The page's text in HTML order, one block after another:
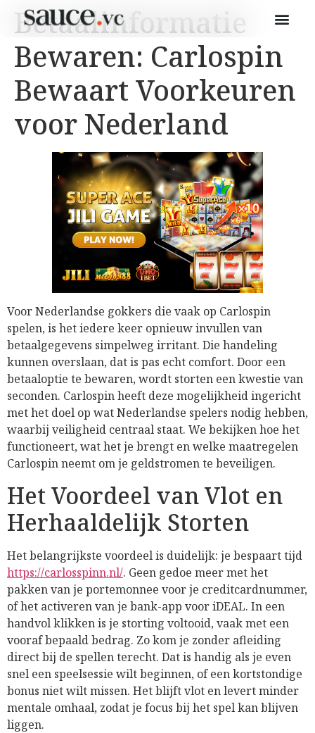
Betaalinformatie
Bewaren: Carlospin
Bewaart Voorkeuren
voor Nederland
Voor Nederlandse gokkers die vaak op Carlospin
spelen, is het iedere keer opnieuw invullen van
betaalgegevens simpelweg irritant. Die handeling
kunnen overslaan, dat is pas echt comfort. Door een
betaaloptie te bewaren, wordt storten een kwestie van
seconden. Carlospin heeft deze mogelijkheid ingericht
met het doel op wat Nederlandse spelers nodig hebben,
waarbij veiligheid centraal staat. We bekijken hoe het
functioneert, wat het je brengt en welke maatregelen
Carlospin neemt om je geldstromen te beveiligen.
Het Voordeel van Vlot en
Herhaaldelijk Storten
Het belangrijkste voordeel is duidelijk: je bespaart tijd
https://carlosspinn.nl/. Geen gedoe meer met het
pakken van je portemonnee voor je creditcardnummer,
of het activeren van je bank-app voor iDEAL. In een
handvol klikken is je storting voltooid, vaak met een
vooraf bepaald bedrag. Zo kom je zonder afleiding
direct bij de spellen terecht. Dat is handig als je even
snel een speelsessie wilt beginnen, of een kortstondige
bonus niet wilt missen. Het blijft vlot en levert minder
mentale omhaal, zodat je focus bij het spel kan blijven
liggen.